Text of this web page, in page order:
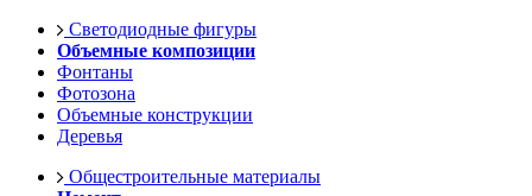
Светодиодные фигуры
Объемные композиции
Фонтаны
Фотозона
Объемные конструкции
Деревья
Общестроительные материалы